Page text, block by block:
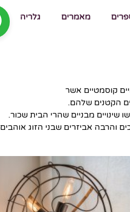
מאמרים גלריה
קוסמטיים אשר
הקטנים שלהם.
מבניים שהרי הבית שכור.
והרבה אביזרים שבני הזוג אוהבים